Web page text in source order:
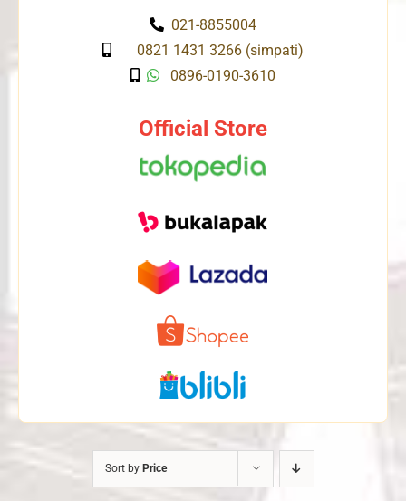
021-8855004
0821 1431 3266 (simpati)
0896-0190-3610
Official Store
Sort by Price